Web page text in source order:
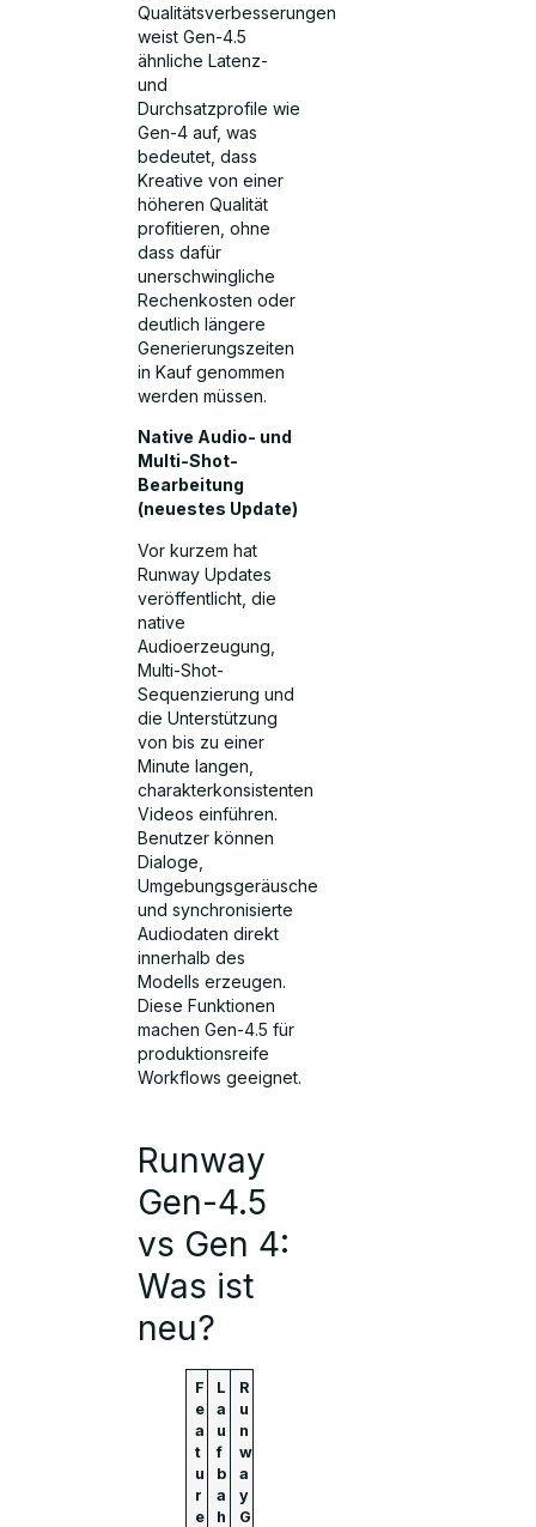
Qualitätsverbesserungen
weist Gen-4.5
ähnliche Latenz-
und
Durchsatzprofile wie
Gen-4 auf, was
bedeutet, dass
Kreative von einer
höheren Qualität
profitieren, ohne
dass dafür
unerschwingliche
Rechenkosten oder
deutlich längere
Generierungszeiten
in Kauf genommen
werden müssen.
Native Audio- und
Multi-Shot-
Bearbeitung
(neuestes Update)
Vor kurzem hat
Runway Updates
veröffentlicht, die
native
Audioerzeugung,
Multi-Shot-
Sequenzierung und
die Unterstützung
von bis zu einer
Minute langen,
charakterkonsistenten
Videos einführen.
Benutzer können
Dialoge,
Umgebungsgeräusche
und synchronisierte
Audiodaten direkt
innerhalb des
Modells erzeugen.
Diese Funktionen
machen Gen-4.5 für
produktionsreife
Workflows geeignet.
Runway
Gen-4.5
vs Gen 4:
Was ist
neu?
F
e
a
t
u
r
e
L
a
u
f
b
a
h
R
u
n
w
a
y
G